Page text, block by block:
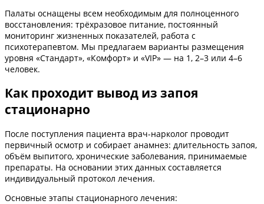
Палаты оснащены всем необходимым для полноценного
восстановления: трёхразовое питание, постоянный
мониторинг жизненных показателей, работа с
психотерапевтом. Мы предлагаем варианты размещения
уровня «Стандарт», «Комфорт» и «VIP» — на 1, 2–3 или 4–6
человек.
Как проходит вывод из запоя
стационарно
После поступления пациента врач-нарколог проводит
первичный осмотр и собирает анамнез: длительность запоя,
объём выпитого, хронические заболевания, принимаемые
препараты. На основании этих данных составляется
индивидуальный протокол лечения.
Основные этапы стационарного лечения: